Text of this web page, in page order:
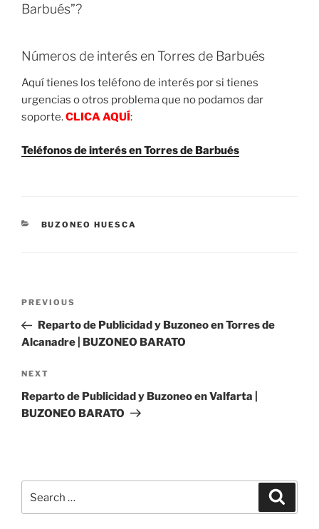
Barbués”?
Números de interés en Torres de Barbués
Aquí tienes los teléfono de interés por si tienes
urgencias o otros problema que no podamos dar
soporte.CLICA AQUÍ:
Teléfonos de interés en Torres de Barbués
CATEGORIES
BUZONEO HUESCA
Previous
Post
PREVIOUS
Reparto de Publicidad y Buzoneo en Torres de
Alcanadre | BUZONEO BARATO
Next
Post
NEXT
Reparto de Publicidad y Buzoneo en Valfarta |
BUZONEO BARATO
for: